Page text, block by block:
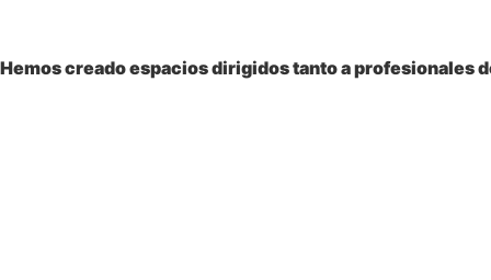
Hemos creado espacios dirigidos tanto a profesionales